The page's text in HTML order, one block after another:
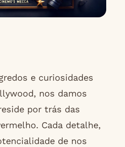
e curiosidades
nos damos
por trás das
Cada detalhe,
de nos